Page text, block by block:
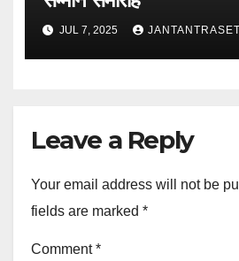
JUL 7, 2025
Leave a Reply
Your email address will not be
fields are marked *
Comment*